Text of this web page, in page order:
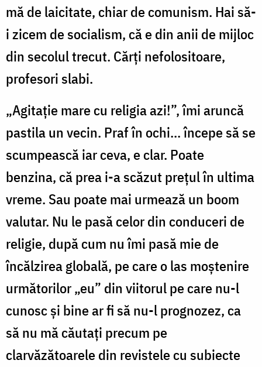
mă de laicitate, chiar de comunism. Hai să-
i zicem de socialism, că e din anii de mijloc
din secolul trecut. Cărţi nefolositoare,
profesori slabi.
„Agitaţie mare cu religia azi!”, îmi aruncă
pastila un vecin. Praf în ochi... începe să se
scumpească iar ceva, e clar. Poate
benzina, că prea i-a scăzut preţul în ultima
vreme. Sau poate mai urmează un boom
valutar. Nu le pasă celor din conduceri de
religie, după cum nu îmi pasă mie de
încălzirea globală, pe care o las moştenire
următorilor „eu” din viitorul pe care nu-l
cunosc şi bine ar fi să nu-l prognozez, ca
să nu mă căutaţi precum pe
clarvăzătoarele din revistele cu subiecte